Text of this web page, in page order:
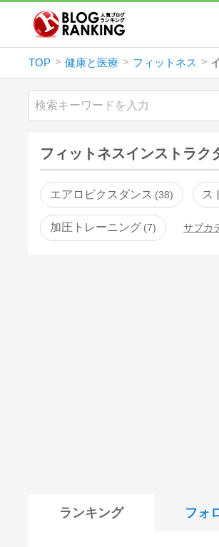
TOP 健康と医療 フィットネス
フィットネスインストラク
エアロビクスダンス 38 ス
加圧トレーニング 7 サブカ
ランキング フォ